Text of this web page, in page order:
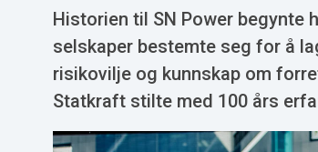
Historien til SN Power begynte
selskaper bestemte seg for å
risikovilje og kunnskap om
Statkraft stilte med 100 års